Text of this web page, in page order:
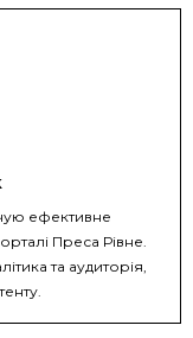
ефективне
Преса Рівне.
та аудиторія,